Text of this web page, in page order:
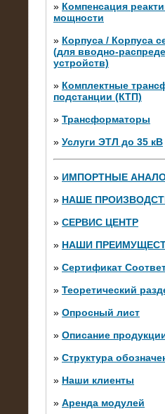
» Компенсация
мощности
» Корпуса / Корпуса
(для вводно-
устройств)
» Комплектные
подстанции (КТП)
» Трансформаторы
» Услуги ЭТЛ до 35 кВ
» ИМПОРТНЫЕ
» НАШЕ
» СЕРВИС ЦЕНТР
» НАШИ
» Сертификат
» Теоретический
» Опросный лист
» Описание
» Структура
» Наши клиенты
» Аренда модулей
28.02.2015
Нагрузочные модули
штуки)
10.10.2014
Нагрузочный
яруса (напряжение 6-